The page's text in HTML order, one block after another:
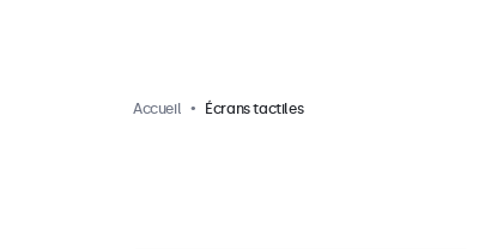
Accueil Écrans tactiles